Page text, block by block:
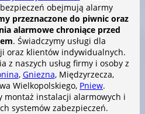
obejmują alarmy
przeznaczone do piwnic oraz
alarmowe chroniące przed
. Świadczymy usługi dla
oraz klientów indywidualnych.
z naszych usług firmy i osoby z
, Gniezna, Międzyrzecza,
Wielkopolskiego, Pniew.
montaż instalacji alarmowych i
systemów zabezpieczeń.